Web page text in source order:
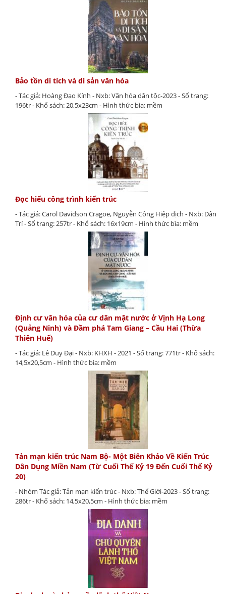
Bảo tồn di tích và di sản văn hóa
- Tác giả: Hoàng Đạo Kính - Nxb: Văn hóa dân tộc-2023 - Số trang:
196tr - Khổ sách: 20,5x23cm - Hình thức bìa: mềm
Đọc hiểu công trình kiến trúc
- Tác giả: Carol Davidson Cragoe, Nguyễn Công Hiệp dịch - Nxb: Dân
Trí - Số trang: 257tr - Khổ sách: 16x19cm - Hình thức bìa: mềm
Định cư văn hóa của cư dân mặt nước ở Vịnh Hạ Long
(Quảng Ninh) và Đầm phá Tam Giang – Cầu Hai (Thừa
Thiên Huế)
- Tác giả: Lê Duy Đại - Nxb: KHXH - 2021 - Số trang: 771tr - Khổ sách:
14,5x20,5cm - Hình thức bìa: mềm
Tản mạn kiến trúc Nam Bộ- Một Biên Khảo Về Kiến Trúc
Dân Dụng Miền Nam (Từ Cuối Thế Kỷ 19 Đến Cuối Thế Kỷ
20)
- Nhóm Tác giả: Tản mạn kiến trúc - Nxb: Thế Giới-2023 - Số trang:
286tr - Khổ sách: 14,5x20,5cm - Hình thức bìa: mềm